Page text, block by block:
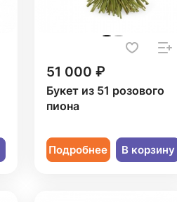
51 000 ₽
Букет из 51 розового
пиона
Подробнее В корзину